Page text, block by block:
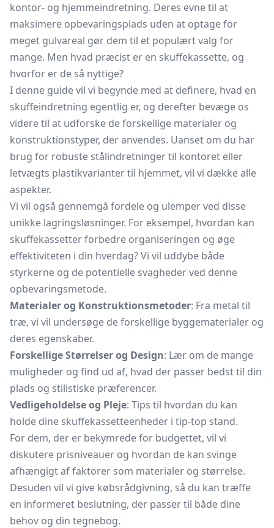
kontor- og hjemmeindretning. Deres evne til at
maksimere opbevaringsplads uden at optage for
meget gulvareal gør dem til et populært valg for
mange. Men hvad præcist er en skuffekassette, og
hvorfor er de så nyttige?
I denne guide vil vi begynde med at definere, hvad en
skuffeindretning egentlig er, og derefter bevæge os
videre til at udforske de forskellige materialer og
konstruktionstyper, der anvendes. Uanset om du har
brug for robuste stålindretninger til kontoret eller
letvægts plastikvarianter til hjemmet, vil vi dække alle
aspekter.
Vi vil også gennemgå fordele og ulemper ved disse
unikke lagringsløsninger. For eksempel, hvordan kan
skuffekassetter forbedre organiseringen og øge
effektiviteten i din hverdag? Vi vil uddybe både
styrkerne og de potentielle svagheder ved denne
opbevaringsmetode.
Materialer og Konstruktionsmetoder: Fra metal til
træ, vi vil undersøge de forskellige byggematerialer og
deres egenskaber.
Forskellige Størrelser og Design: Lær om de mange
muligheder og find ud af, hvad der passer bedst til din
plads og stilistiske præferencer.
Vedligeholdelse og Pleje: Tips til hvordan du kan
holde dine skuffekassetteenheder i tip-top stand.
For dem, der er bekymrede for budgettet, vil vi
diskutere prisniveauer og hvordan de kan svinge
afhængigt af faktorer som materialer og størrelse.
Desuden vil vi give købsrådgivning, så du kan træffe
en informeret beslutning, der passer til både dine
behov og din tegnebog.